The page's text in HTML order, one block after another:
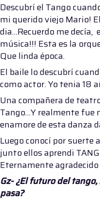
Descubrí el Tango
mi querido viejo Mario!
dia…Recuerdo me decía,
música!!! Esta es la
Que linda época.
El baile lo descubrí
como actor. Yo tenia 18
Una compañera de
Tango…Y realmente fue
enamore de esta danza
Luego conocí por suerte
junto ellos aprendi
Eternamente
Gz- ¿El futuro del
pasa?